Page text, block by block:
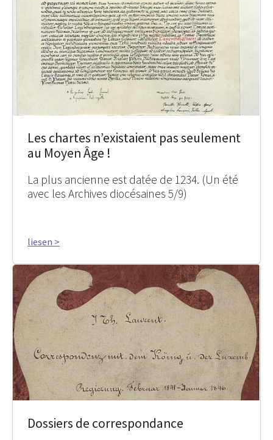
Les chartes n’existaient pas seulement
au Moyen Âge !
La plus ancienne est datée de 1234. (Un été
avec les Archives diocésaines 5/9)
liesen >
Dossiers de correspondance